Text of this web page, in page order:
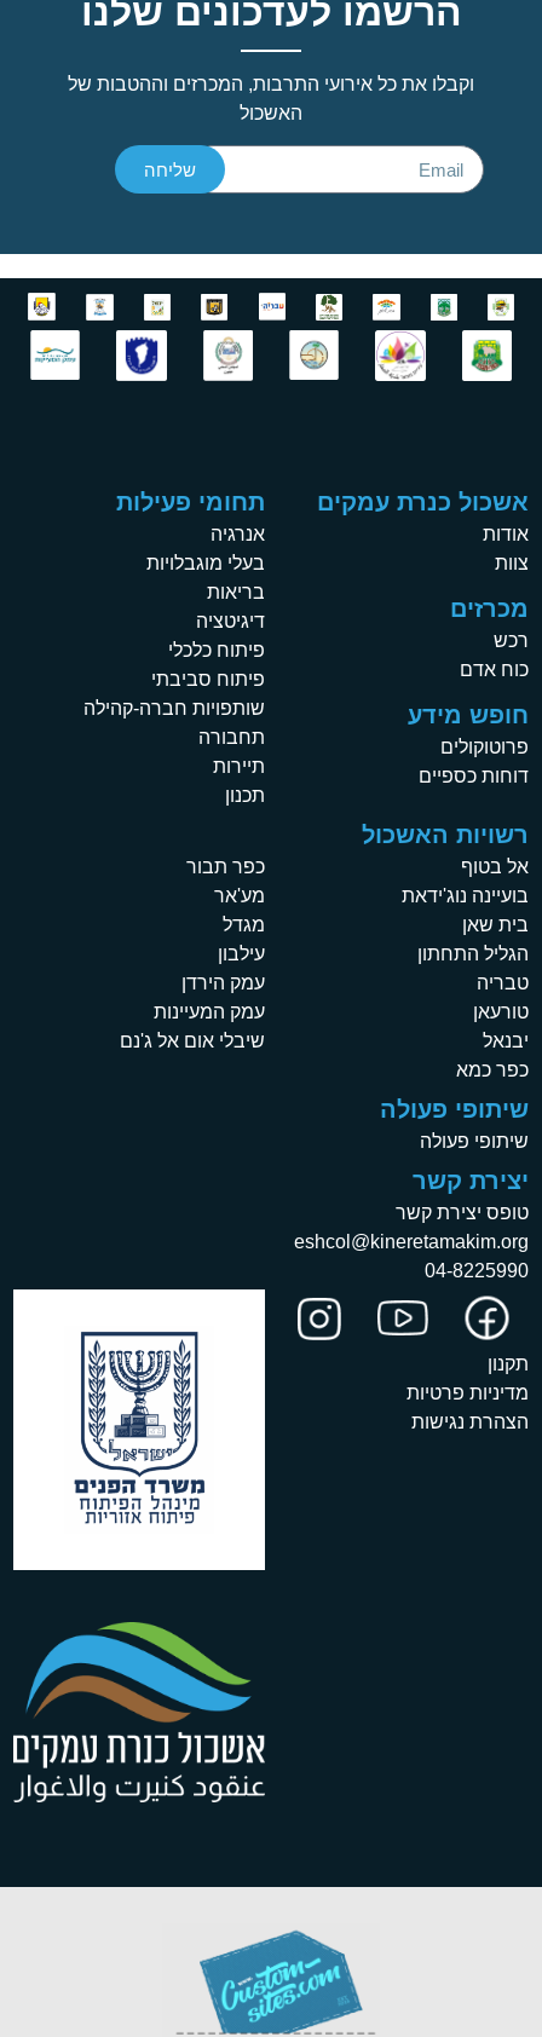
הרשמו לעדכונים שלנו
וקבלו את כל אירועי התרבות, המכרזים וההטבות של
האשכול
שליחה
אשכול כנרת עמקים
אודות
צוות
מכרזים
רכש
כוח אדם
חופש מידע
פרוטוקולים
דוחות כספיים
תחומי פעילות
אנרגיה
בעלי מוגבלויות
בריאות
דיגיטציה
פיתוח כלכלי
פיתוח סביבתי
שותפויות חברה-קהילה
תחבורה
תיירות
תכנון
רשויות האשכול
אל בטוף
בועיינה נוג'ידאת
בית שאן
הגליל התחתון
טבריה
טורעאן
יבנאל
כפר כמא
שיתופי פעולה
שיתופי פעולה
כפר תבור
מע'אר
מגדל
עילבון
עמק הירדן
עמק המעיינות
שיבלי אום אל ג'נם
יצירת קשר
טופס יצירת קשר
eshcol@kineretamakim.org
04-8225990
תקנון
מדיניות פרטיות
הצהרת נגישות